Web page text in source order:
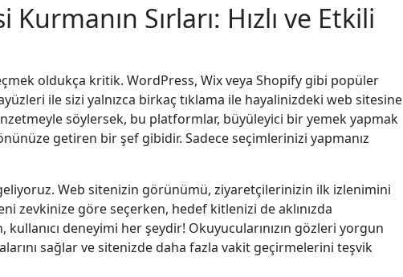
Kurmanın Sırları: Hızlı ve Etkili
oldukça kritik. WordPress, Wix veya Shopify gibi popüler
ile sizi yalnızca birkaç tıklama ile hayalinizdeki web sitesine
söylersek, bu platformlar, büyüleyici bir yemek yapmak
getiren bir şef gibidir. Sadece seçimlerinizi yapmanız
geliyoruz. Web sitenizin görünümü, ziyaretçilerinizin ilk izlenimini
zevkinize göre seçerken, hedef kitlenizi de aklınızda
kullanıcı deneyimi her şeydir! Okuyucularınızın gözleri yorgun
sağlar ve sitenizde daha fazla vakit geçirmelerini teşvik